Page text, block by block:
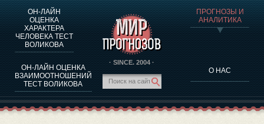
ОН-ЛАЙН
ОЦЕНКА
ХАРАКТЕРА
ЧЕЛОВЕКА ТЕСТ
ВОЛИКОВА
ОН-ЛАЙН ОЦЕНКА
ВЗАИМООТНОШЕНИЙ
ТЕСТ ВОЛИКОВА
· SINCE. 2004 ·
ПРОГНОЗЫ И
АНАЛИТИКА
О НАС
О ПРОГРАММЕ
ОЦЕНКА ХАРАКТЕРA ЧЕЛОВЕКА
ОЦЕНКА ХАРАКТЕРА ВЫДАЮЩИХСЯ ЛИЧНОСТЕЙ
О ПРОГРАММЕ
ТЕСТ НА СОВМЕСТИМОСТЬ ВОЛИКОВА
ПРОГНОЗЫ И АНАЛИТИКА